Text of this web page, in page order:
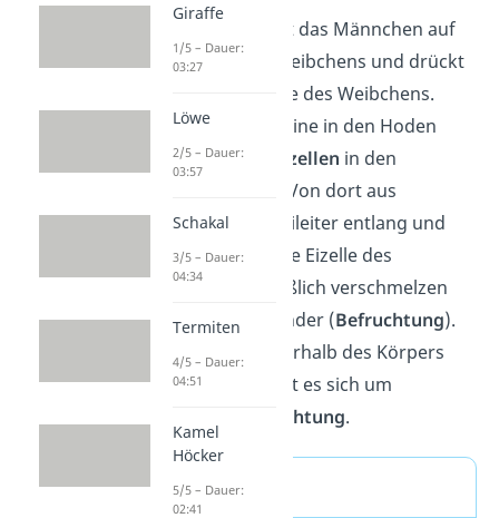
Zur Paarung steigt das Männchen auf
den Rücken des Weibchens und drückt
an die des Weibchens.
Dadurch gibt er seine in den Hoden
gebildetenSamenzellen in den
weiblichen Vogel. Von dort aus
wandern sie den Eileiter entlang und
treffen auf die reife Eizelle des
Weibchens. Schließlich verschmelzen
die Zellen miteinander (Befruchtung).
Da das Ganze innerhalb des Körpers
stattfindet, handelt es sich um
innere Befruchtung.
Kloake Vögel
Giraffe
1/5 – Dauer:
03:27
Löwe
2/5 – Dauer:
03:57
Schakal
3/5 – Dauer:
04:34
Termiten
4/5 – Dauer:
04:51
Kamel
Höcker
5/5 – Dauer:
02:41